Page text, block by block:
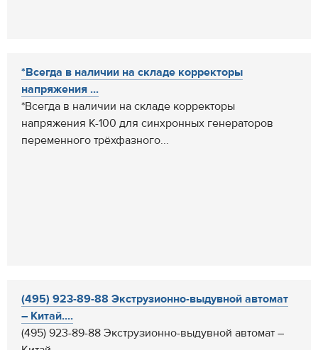
*Всегда в наличии на складе корректоры
напряжения ...
*Всегда в наличии на складе корректоры
напряжения К-100 для синхронных генераторов
переменного трёхфазного...
(495) 923-89-88 Экструзионно-выдувной автомат
– Китай....
(495) 923-89-88 Экструзионно-выдувной автомат –